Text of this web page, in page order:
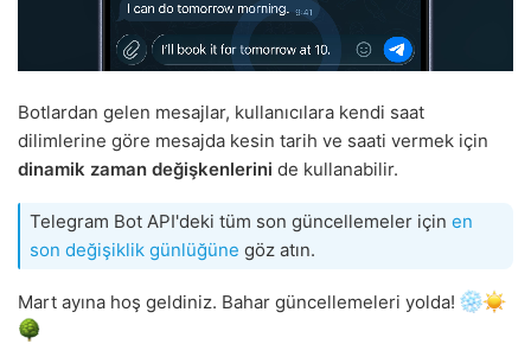
Botlardan gelen mesajlar, kullanıcılara kendi saat
dilimlerine göre mesajda kesin tarih ve saati vermek için
dinamik zaman değişkenlerini de kullanabilir.
Telegram Bot API'deki tüm son güncellemeler için en
son değişiklik günlüğüne göz atın.
Mart ayına hoş geldiniz. Bahar güncellemeleri yolda!